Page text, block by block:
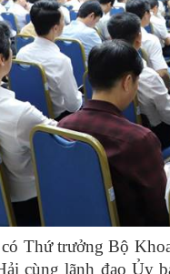
Thứ trưởng Bộ
cùng lãnh đạo Ủy